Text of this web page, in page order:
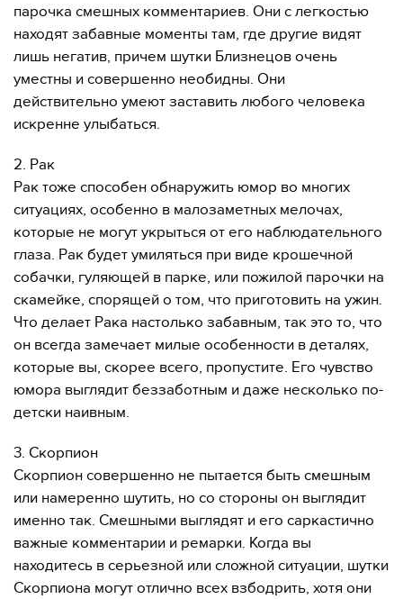
парочка смешных комментариев. Они с легкостью
находят забавные моменты там, где другие видят
лишь негатив, причем шутки Близнецов очень
уместны и совершенно необидны. Они
действительно умеют заставить любого человека
искренне улыбаться.
2. Рак
Рак тоже способен обнаружить юмор во многих
ситуациях, особенно в малозаметных мелочах,
которые не могут укрыться от его наблюдательного
глаза. Рак будет умиляться при виде крошечной
собачки, гуляющей в парке, или пожилой парочки на
скамейке, спорящей о том, что приготовить на ужин.
Что делает Рака настолько забавным, так это то, что
он всегда замечает милые особенности в деталях,
которые вы, скорее всего, пропустите. Его чувство
юмора выглядит беззаботным и даже несколько по-
детски наивным.
3. Скорпион
Скорпион совершенно не пытается быть смешным
или намеренно шутить, но со стороны он выглядит
именно так. Смешными выглядят и его саркастично
важные комментарии и ремарки. Когда вы
находитесь в серьезной или сложной ситуации, шутки
Скорпиона могут отлично всех взбодрить, хотя они